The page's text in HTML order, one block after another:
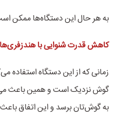
به هر حال این دستگاه‌ها ممکن
کاهش قدرت شنوایی با
زمانی که از این دستگاه استفاده
گوش نزدیک است و همین باعث
به گوش‌تان برسد و این اتفاق